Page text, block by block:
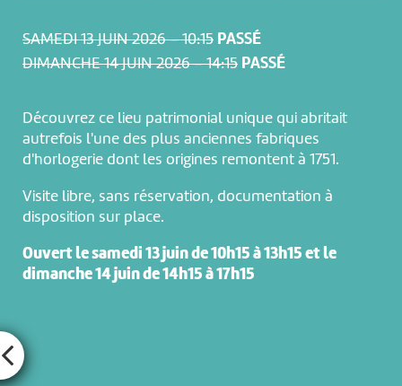
SAMEDI 13 JUIN 2026 – 10:15 PASSÉ
DIMANCHE 14 JUIN 2026 – 14:15 PASSÉ
Découvrez ce lieu patrimonial unique qui abritait
autrefois l'une des plus anciennes fabriques
d'horlogerie dont les origines remontent à 1751.
Visite libre, sans réservation, documentation à
disposition sur place.
Ouvert le samedi 13 juin de 10h15 à 13h15 et le
dimanche 14 juin de 14h15 à 17h15